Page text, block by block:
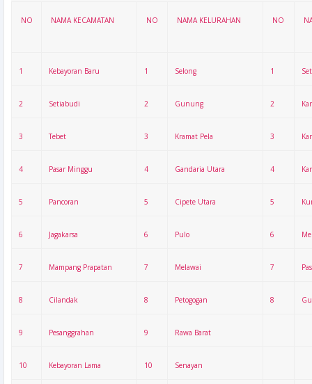
NO NAMA KECAMATAN NO NAMA KELURAHAN NO
1 Kebayoran Baru 1 Selong 1
2 Setiabudi 2 Gunung 2
3 Tebet 3 Kramat Pela 3
4 Pasar Minggu 4 Gandaria Utara 4
5 Pancoran 5 Cipete Utara 5
6 Jagakarsa 6 Pulo 6
7 Mampang Prapatan 7 Melawai 7
8 Cilandak 8 Petogogan 8
9 Pesanggrahan 9 Rawa Barat
10 Kebayoran Lama 10 Senayan